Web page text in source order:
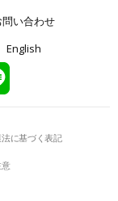
問い合わせ
English
に基づく表記
意